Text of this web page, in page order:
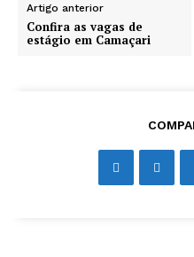
Artigo anterior
Confira as vagas de
estágio em Camaçari